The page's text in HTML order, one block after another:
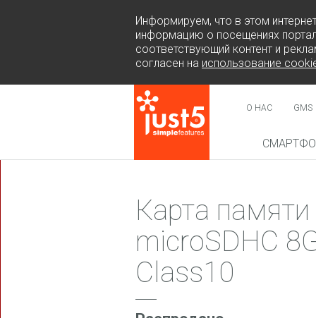
Информируем, что в этом
информацию о посещениях
соответствующий контент и
согласен на использование
О НАС GMS
Карта памяти
microSDHC
Class10